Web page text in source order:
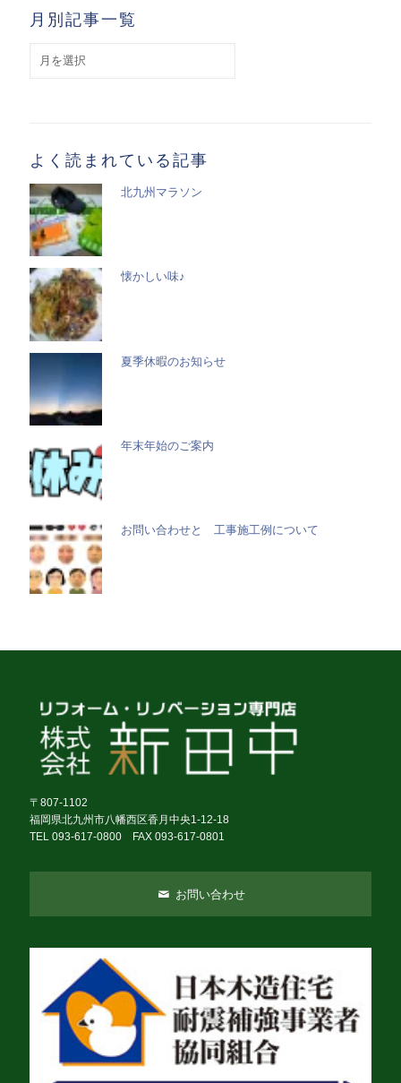
月別記事一覧
よく読まれている記事
北九州マラソン
懐かしい味♪
夏季休暇のお知らせ
年末年始のご案内
お問い合わせと 工事施工例について
〒807-1102
福岡県北九州市八幡西区香月中央1-12-18
TEL 093-617-0800 FAX 093-617-0801
お問い合わせ